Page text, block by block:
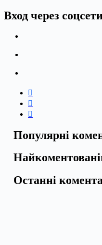
Вход через
Популярні
Останні